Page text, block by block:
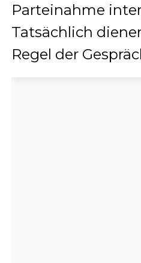
Parteinahme
Tatsächlich
Regel der